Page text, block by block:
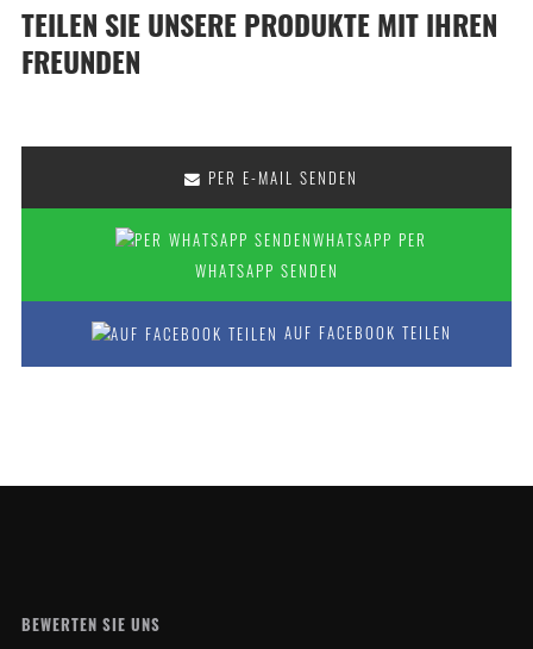
TEILEN SIE UNSERE PRODUKTE MIT IHREN
FREUNDEN
PER E-MAIL SENDEN
PER
WHATSAPP SENDEN
AUF FACEBOOK TEILEN
BEWERTEN SIE UNS